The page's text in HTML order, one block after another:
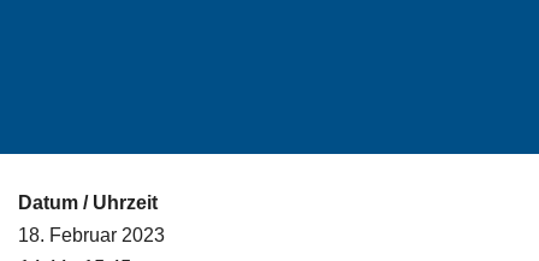
Datum / Uhrzeit
18. Februar 2023